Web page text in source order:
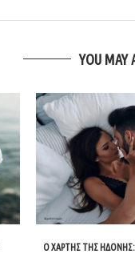
YOU MAY
Ο ΧΆΡΤΗΣ ΤΗΣ ΗΔΟΝΉΣ: